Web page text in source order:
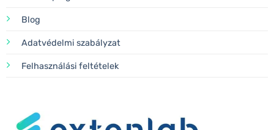
Blog
Adatvédelmi szabályzat
Felhasználási feltételek